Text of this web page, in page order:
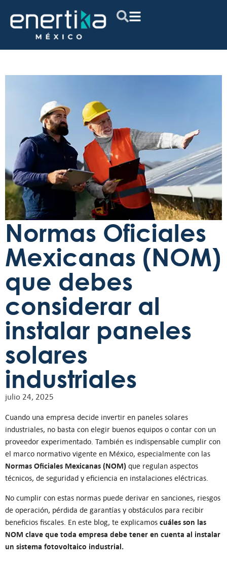
Normas Oficiales
Mexicanas (NOM)
que debes
considerar al
instalar paneles
solares
industriales
julio 24, 2025
Cuando una empresa decide invertir en paneles solares
industriales, no basta con elegir buenos equipos o contar con un
proveedor experimentado. También es indispensable cumplir con
el marco normativo vigente en México, especialmente con las
Normas Oficiales Mexicanas (NOM) que regulan aspectos
técnicos, de seguridad y eficiencia en instalaciones eléctricas.
No cumplir con estas normas puede derivar en sanciones, riesgos
de operación, pérdida de garantías y obstáculos para recibir
beneficios fiscales. En este blog, te explicamos cuáles son las
NOM clave que toda empresa debe tener en cuenta al instalar
un sistema fotovoltaico industrial.